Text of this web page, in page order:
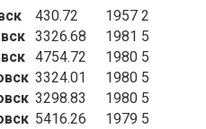
430.72 1957 2
3326.68 1981 5
4754.72 1980 5
3324.01 1980 5
3298.83 1980 5
5416.26 1979 5